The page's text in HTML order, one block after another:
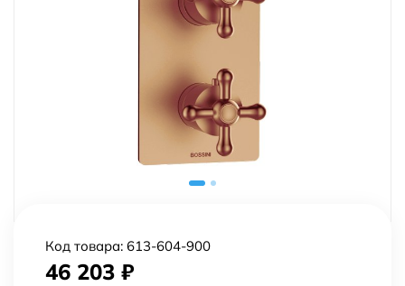
Код товара: 613-604-900
46 203 ₽